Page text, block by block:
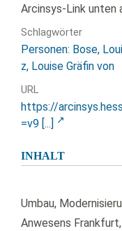
Arcinsys-Link unten
Schlagwörter
Personen: Bose,
z, Louise Gräfin von
URL
https://
=v9 [...]
INHALT
Umbau,
Anwesens